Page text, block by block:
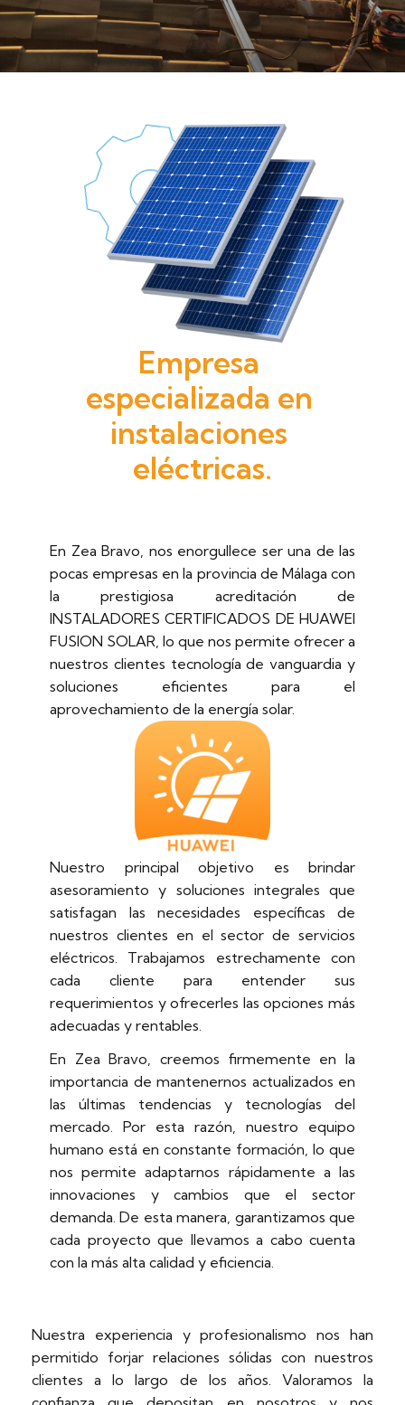
Empresa
especializada en
instalaciones
eléctricas.
En Zea Bravo, nos enorgullece ser una de las
pocas empresas en la provincia de Málaga con
la prestigiosa acreditación de
INSTALADORES CERTIFICADOS DE HUAWEI
FUSION SOLAR, lo que nos permite ofrecer a
nuestros clientes tecnología de vanguardia y
soluciones eficientes para el
aprovechamiento de la energía solar.
Nuestro principal objetivo es brindar
asesoramiento y soluciones integrales que
satisfagan las necesidades específicas de
nuestros clientes en el sector de servicios
eléctricos. Trabajamos estrechamente con
cada cliente para entender sus
requerimientos y ofrecerles las opciones más
adecuadas y rentables.
En Zea Bravo, creemos firmemente en la
importancia de mantenernos actualizados en
las últimas tendencias y tecnologías del
mercado. Por esta razón, nuestro equipo
humano está en constante formación, lo que
nos permite adaptarnos rápidamente a las
innovaciones y cambios que el sector
demanda. De esta manera, garantizamos que
cada proyecto que llevamos a cabo cuenta
con la más alta calidad y eficiencia.
Nuestra experiencia y profesionalismo nos han
permitido forjar relaciones sólidas con nuestros
clientes a lo largo de los años. Valoramos la